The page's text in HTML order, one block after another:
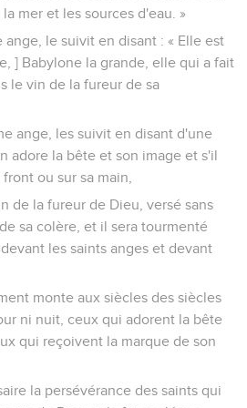
mer et les sources d'eau. »
le suivit en disant : « Elle est
] Babylone la grande, elle qui a fait
le vin de la fureur de sa
ange, les suivit en disant d'une
adore la bête et son image et s'il
ou sur sa main,
de la fureur de Dieu, versé sans
sa colère, et il sera tourmenté
les saints anges et devant
monte aux siècles des siècles
ni nuit, ceux qui adorent la bête
qui reçoivent la marque de son
la persévérance des saints qui